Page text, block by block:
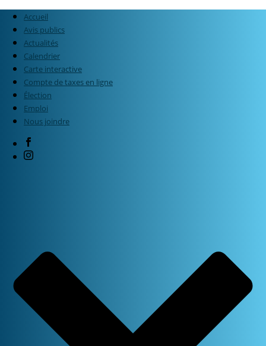
Accueil
Avis publics
Actualités
Calendrier
Carte interactive
Compte de taxes en ligne
Élection
Emploi
Nous joindre